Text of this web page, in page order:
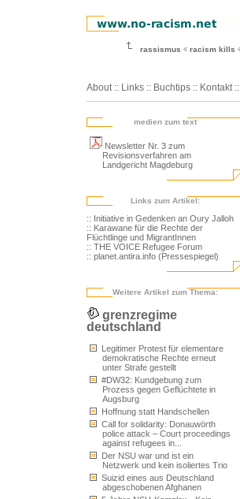
rassismus racism kills
About :: Links :: Buchtips :: Kontakt ::
medien zum text
Newsletter Nr. 3 zum
Revisionsverfahren am
Landgericht Magdeburg
Links zum Artikel:
:: Initiative in Gedenken an Oury Jalloh
:: Karawane für die Rechte der
Flüchtlinge und MigrantInnen
:: THE VOICE Refugee Forum
:: planet.antira.info (Pressespiegel)
Weitere Artikel zum Thema:
grenzregime
deutschland
Legitimer Protest für elementare
demokratische Rechte erneut
unter Strafe gestellt
#DW32: Kundgebung zum
Prozess gegen Geflüchtete in
Augsburg
Hoffnung statt Handschellen
Call for solidarity: Donauwörth
police attack – Court proceedings
against refugees in...
Der NSU war und ist ein
Netzwerk und kein isoliertes Trio
Suizid eines aus Deutschland
abgeschobenen Afghanen